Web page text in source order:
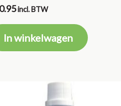
incl. BTW
In winkelwagen